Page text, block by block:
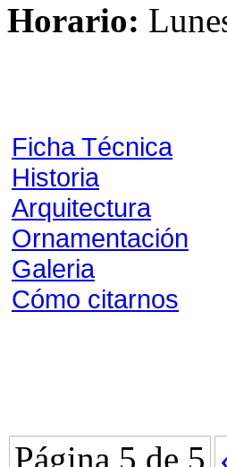
Horario:
Ficha Técnica
Historia
Arquitectura
Ornamentación
Galeria
Cómo citarnos
Página 5 de 5